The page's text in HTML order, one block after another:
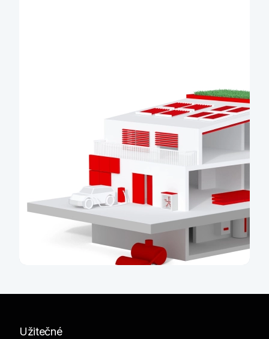
Dotace na udržitelné
Užitečné